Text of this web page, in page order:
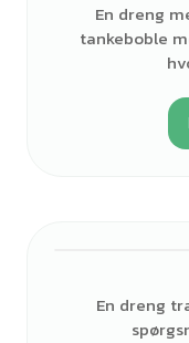
En dreng
tankeboble
En dreng